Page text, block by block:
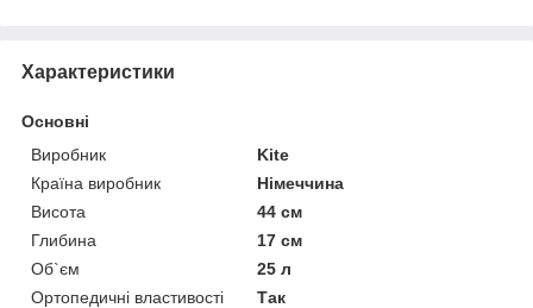
Характеристики
Основні
Виробник
Kite
Країна виробник
Німеччина
Висота
44 см
Глибина
17 см
Об`єм
25 л
Ортопедичні властивості
Так